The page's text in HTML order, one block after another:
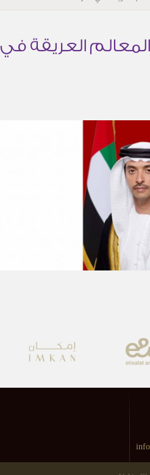
العريقة في